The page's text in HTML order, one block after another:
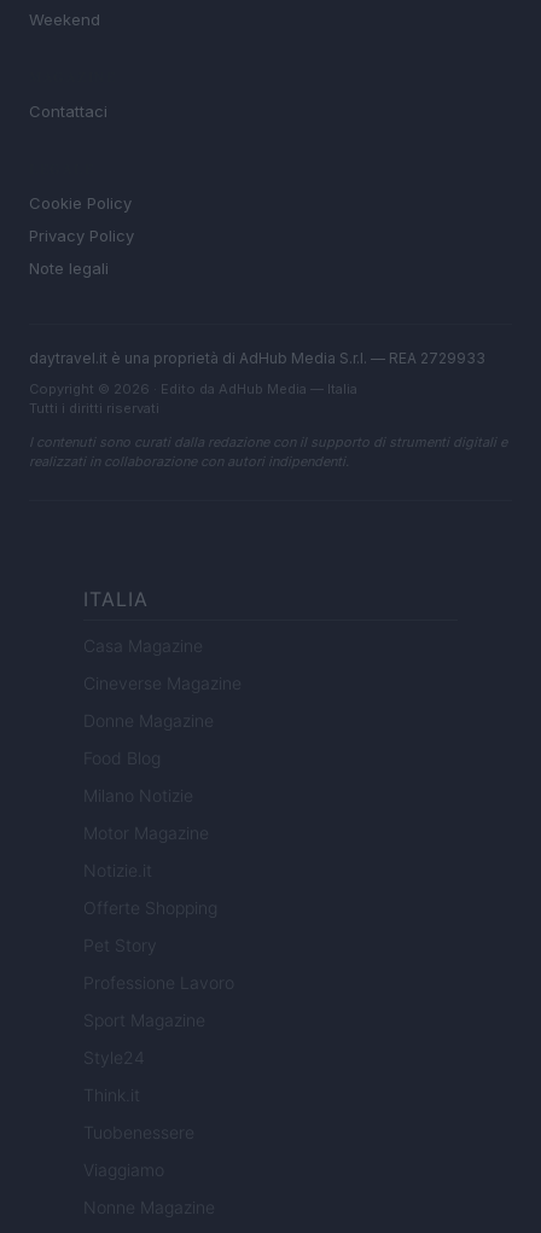
Weekend
Contattaci
Cookie Policy
Privacy Policy
Note legali
daytravel.it è una proprietà di AdHub Media S.r.l. — REA 2729933
Copyright © 2026 · Edito da AdHub Media — Italia
Tutti i diritti riservati
I contenuti sono curati dalla redazione con il supporto di strumenti digitali e
realizzati in collaborazione con autori indipendenti.
ITALIA
Casa Magazine
Cineverse Magazine
Donne Magazine
Food Blog
Milano Notizie
Motor Magazine
Notizie.it
Offerte Shopping
Pet Story
Professione Lavoro
Sport Magazine
Style24
Think.it
Tuobenessere
Viaggiamo
Nonne Magazine